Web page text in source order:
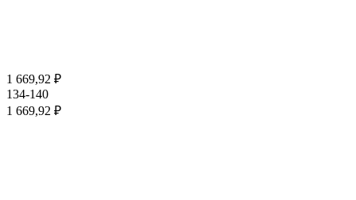
1 669,92 ₽
134-140
1 669,92 ₽